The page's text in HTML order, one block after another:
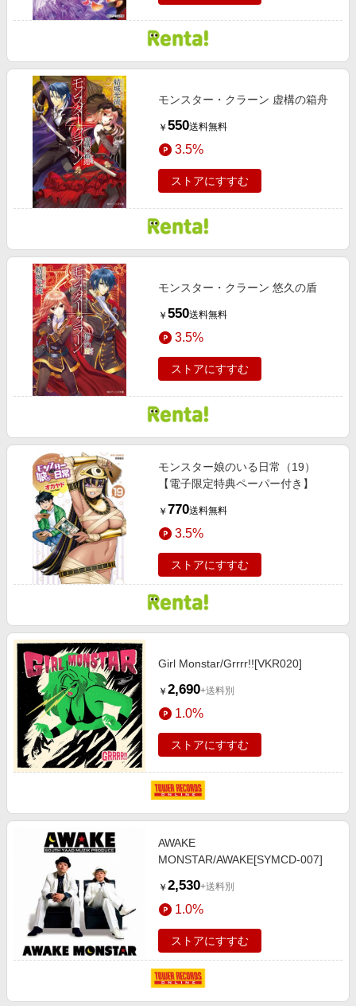
モンスター・クラーン 虚構の箱舟
￥ 550送料無料
3.5%
ストアにすすむ
モンスター・クラーン 悠久の盾
￥ 550送料無料
3.5%
ストアにすすむ
モンスター娘のいる日常（19）
【電子限定特典ペーパー付き】
￥ 770送料無料
3.5%
ストアにすすむ
Girl Monstar/Grrrr!![VKR020]
￥ 2,690+送料別
1.0%
ストアにすすむ
AWAKE
MONSTAR/AWAKE[SYMCD-007]
￥ 2,530+送料別
1.0%
ストアにすすむ